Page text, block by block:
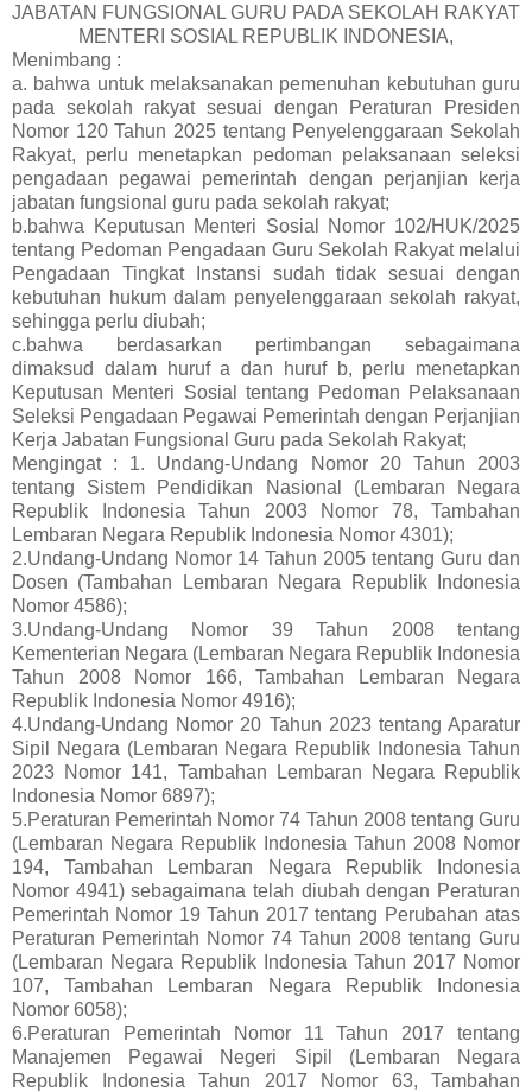
JABATAN FUNGSIONAL GURU PADA SEKOLAH RAKYAT
MENTERI SOSIAL REPUBLIK INDONESIA,
Menimbang :
a. bahwa untuk melaksanakan pemenuhan kebutuhan guru
pada sekolah rakyat sesuai dengan Peraturan Presiden
Nomor 120 Tahun 2025 tentang Penyelenggaraan Sekolah
Rakyat, perlu menetapkan pedoman pelaksanaan seleksi
pengadaan pegawai pemerintah dengan perjanjian kerja
jabatan fungsional guru pada sekolah rakyat;
b.bahwa Keputusan Menteri Sosial Nomor 102/HUK/2025
tentang Pedoman Pengadaan Guru Sekolah Rakyat melalui
Pengadaan Tingkat Instansi sudah tidak sesuai dengan
kebutuhan hukum dalam penyelenggaraan sekolah rakyat,
sehingga perlu diubah;
c.bahwa berdasarkan pertimbangan sebagaimana
dimaksud dalam huruf a dan huruf b, perlu menetapkan
Keputusan Menteri Sosial tentang Pedoman Pelaksanaan
Seleksi Pengadaan Pegawai Pemerintah dengan Perjanjian
Kerja Jabatan Fungsional Guru pada Sekolah Rakyat;
Mengingat : 1. Undang-Undang Nomor 20 Tahun 2003
tentang Sistem Pendidikan Nasional (Lembaran Negara
Republik Indonesia Tahun 2003 Nomor 78, Tambahan
Lembaran Negara Republik Indonesia Nomor 4301);
2.Undang-Undang Nomor 14 Tahun 2005 tentang Guru dan
Dosen (Tambahan Lembaran Negara Republik Indonesia
Nomor 4586);
3.Undang-Undang Nomor 39 Tahun 2008 tentang
Kementerian Negara (Lembaran Negara Republik Indonesia
Tahun 2008 Nomor 166, Tambahan Lembaran Negara
Republik Indonesia Nomor 4916);
4.Undang-Undang Nomor 20 Tahun 2023 tentang Aparatur
Sipil Negara (Lembaran Negara Republik Indonesia Tahun
2023 Nomor 141, Tambahan Lembaran Negara Republik
Indonesia Nomor 6897);
5.Peraturan Pemerintah Nomor 74 Tahun 2008 tentang Guru
(Lembaran Negara Republik Indonesia Tahun 2008 Nomor
194, Tambahan Lembaran Negara Republik Indonesia
Nomor 4941) sebagaimana telah diubah dengan Peraturan
Pemerintah Nomor 19 Tahun 2017 tentang Perubahan atas
Peraturan Pemerintah Nomor 74 Tahun 2008 tentang Guru
(Lembaran Negara Republik Indonesia Tahun 2017 Nomor
107, Tambahan Lembaran Negara Republik Indonesia
Nomor 6058);
6.Peraturan Pemerintah Nomor 11 Tahun 2017 tentang
Manajemen Pegawai Negeri Sipil (Lembaran Negara
Republik Indonesia Tahun 2017 Nomor 63, Tambahan